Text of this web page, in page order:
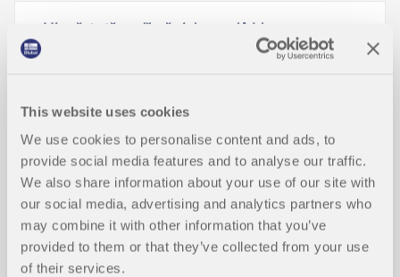
This website uses cookies
We use cookies to personalise content and ads, to
provide social media features and to analyse our traffic.
We also share information about your use of our site with
our social media, advertising and analytics partners who
may combine it with other information that you’ve
provided to them or that they’ve collected from your use
of their services.
Výpočet stěn z dřevěných panelů | 1.
Optimalizace průřezu v mezním stav
u použitelnosti
Návrhová podpora pro posouzení dř
evěných konstrukcí – Použitelnost, tl
ak kolmo k vláknům a redukce smyk
ové síly
NOVÉ